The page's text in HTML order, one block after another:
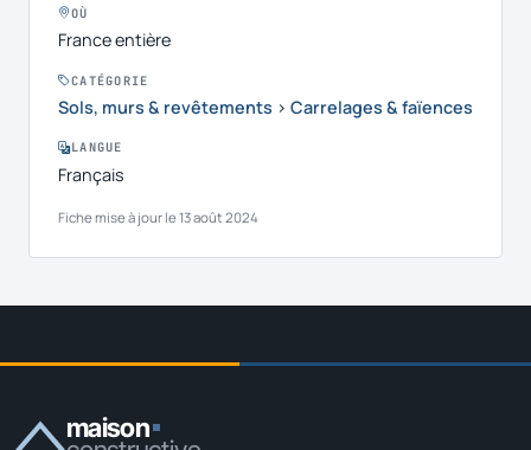
OÙ
France entière
CATÉGORIE
Sols, murs & revêtements › Carrelages & faïences
LANGUE
Français
Fiche mise à jour le 13 août 2024
maison